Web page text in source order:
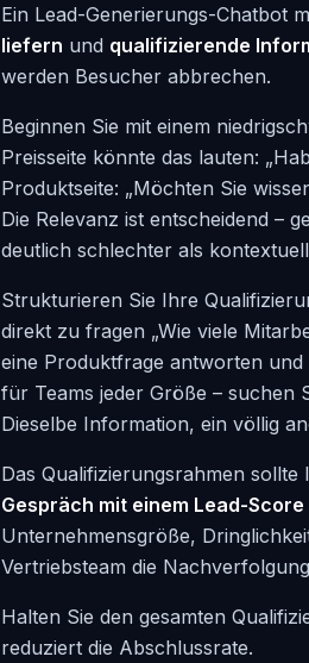
Ein Lead-Generierungs-Chatbot
liefern und qualifizierende
werden Besucher abbrechen.
Beginnen Sie mit einem
Preisseite könnte das lauten:
Produktseite: „Möchten Sie
Die Relevanz ist entscheidend –
deutlich schlechter als
Strukturieren Sie Ihre
direkt zu fragen „Wie viele
eine Produktfrage antworten und
für Teams jeder Größe – suchen
Dieselbe Information, ein völlig
Das Qualifizierungsrahmen
Gespräch mit einem Lead-Score
Unternehmensgröße,
Vertriebsteam die
Halten Sie den gesamten
reduziert die Abschlussrate.